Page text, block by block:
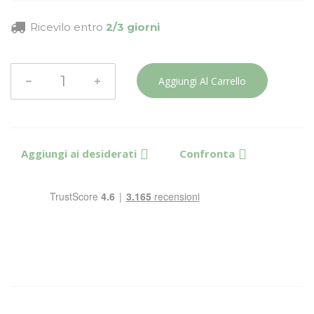
Ricevilo entro 2/3 giorni
Aggiungi Al Carrello
Aggiungi ai desiderati Confronta